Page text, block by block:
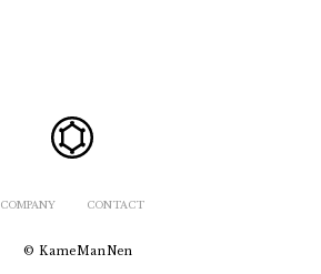
COMPANY CONTACT
© KameManNen